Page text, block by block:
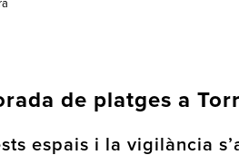
de platges a
espais i la vigilància